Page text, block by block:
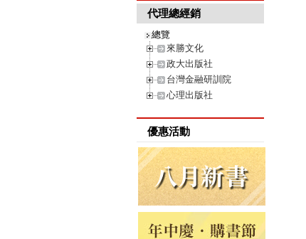
代理總經銷
總覽
來勝文化
政大出版社
台灣金融研訓院
心理出版社
優惠活動